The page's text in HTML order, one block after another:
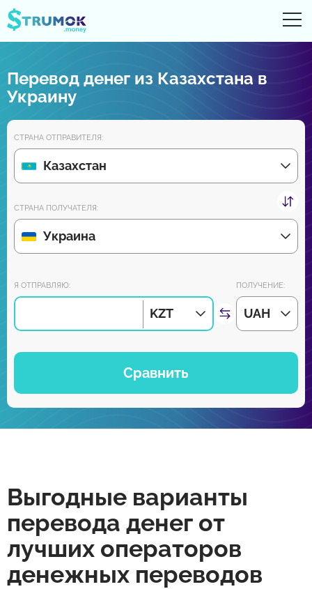
Денежные переводы
Цифровые счета
Обзоры партнеров
Уже скоро скачайте приложение для Android и iPhone:
Перевод денег из Казахстана в
Украину
СТРАНА ОТПРАВИТЕЛЯ:
Казахстан
СТРАНА ПОЛУЧАТЕЛЯ:
Украина
Я ОТПРАВЛЯЮ:
KZT
ПОЛУЧЕНИЕ:
UAH
Сравнить
Выгодные варианты
перевода денег от
лучших операторов
денежных переводов